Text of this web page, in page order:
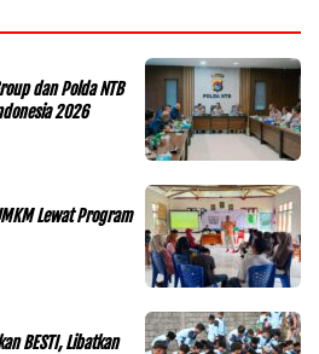
dan Polda NTB
2026
Lewat Program
BESTI, Libatkan